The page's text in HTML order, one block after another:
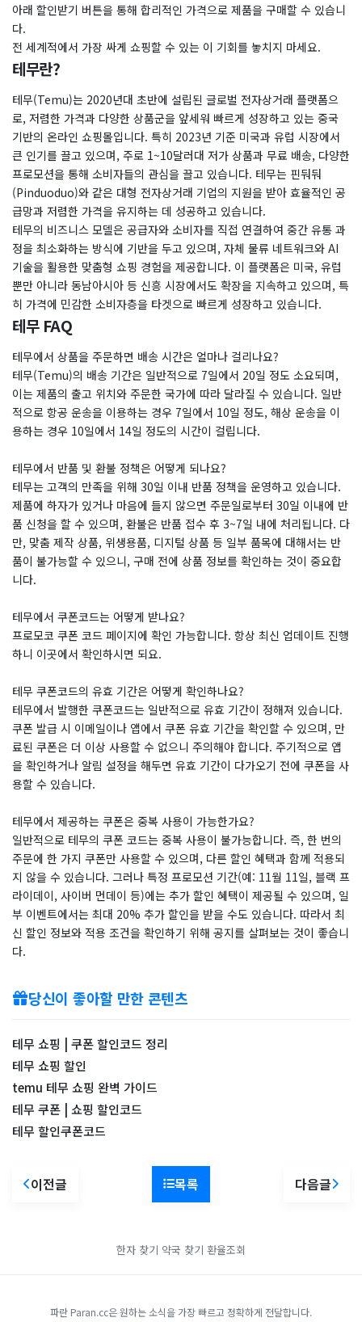
아래 할인받기 버튼을 통해 합리적인 가격으로 제품을 구매할 수 있습니
다.
전 세계적에서 가장 싸게 쇼핑할 수 있는 이 기회를 놓치지 마세요.
테무란?
테무(Temu)는 2020년대 초반에 설립된 글로벌 전자상거래 플랫폼으
로, 저렴한 가격과 다양한 상품군을 앞세워 빠르게 성장하고 있는 중국
기반의 온라인 쇼핑몰입니다. 특히 2023년 기준 미국과 유럽 시장에서
큰 인기를 끌고 있으며, 주로 1~10달러대 저가 상품과 무료 배송, 다양한
프로모션을 통해 소비자들의 관심을 끌고 있습니다. 테무는 핀둬둬
(Pinduoduo)와 같은 대형 전자상거래 기업의 지원을 받아 효율적인 공
급망과 저렴한 가격을 유지하는 데 성공하고 있습니다.
테무의 비즈니스 모델은 공급자와 소비자를 직접 연결하여 중간 유통 과
정을 최소화하는 방식에 기반을 두고 있으며, 자체 물류 네트워크와 AI
기술을 활용한 맞춤형 쇼핑 경험을 제공합니다. 이 플랫폼은 미국, 유럽
뿐만 아니라 동남아시아 등 신흥 시장에서도 확장을 지속하고 있으며, 특
히 가격에 민감한 소비자층을 타겟으로 빠르게 성장하고 있습니다.
테무 FAQ
테무에서 상품을 주문하면 배송 시간은 얼마나 걸리나요?
테무(Temu)의 배송 기간은 일반적으로 7일에서 20일 정도 소요되며,
이는 제품의 출고 위치와 주문한 국가에 따라 달라질 수 있습니다. 일반
적으로 항공 운송을 이용하는 경우 7일에서 10일 정도, 해상 운송을 이
용하는 경우 10일에서 14일 정도의 시간이 걸립니다.
테무에서 반품 및 환불 정책은 어떻게 되나요?
테무는 고객의 만족을 위해 30일 이내 반품 정책을 운영하고 있습니다.
제품에 하자가 있거나 마음에 들지 않으면 주문일로부터 30일 이내에 반
품 신청을 할 수 있으며, 환불은 반품 접수 후 3~7일 내에 처리됩니다. 다
만, 맞춤 제작 상품, 위생용품, 디지털 상품 등 일부 품목에 대해서는 반
품이 불가능할 수 있으니, 구매 전에 상품 정보를 확인하는 것이 중요합
니다.
테무에서 쿠폰코드는 어떻게 받나요?
프로모코 쿠폰 코드 페이지에 확인 가능합니다. 항상 최신 업데이트 진행
하니 이곳에서 확인하시면 되요.
테무 쿠폰코드의 유효 기간은 어떻게 확인하나요?
테무에서 발행한 쿠폰코드는 일반적으로 유효 기간이 정해져 있습니다.
쿠폰 발급 시 이메일이나 앱에서 쿠폰 유효 기간을 확인할 수 있으며, 만
료된 쿠폰은 더 이상 사용할 수 없으니 주의해야 합니다. 주기적으로 앱
을 확인하거나 알림 설정을 해두면 유효 기간이 다가오기 전에 쿠폰을 사
용할 수 있습니다.
테무에서 제공하는 쿠폰은 중복 사용이 가능한가요?
일반적으로 테무의 쿠폰 코드는 중복 사용이 불가능합니다. 즉, 한 번의
주문에 한 가지 쿠폰만 사용할 수 있으며, 다른 할인 혜택과 함께 적용되
지 않을 수 있습니다. 그러나 특정 프로모션 기간(예: 11월 11일, 블랙 프
라이데이, 사이버 먼데이 등)에는 추가 할인 혜택이 제공될 수 있으며, 일
부 이벤트에서는 최대 20% 추가 할인을 받을 수도 있습니다. 따라서 최
신 할인 정보와 적용 조건을 확인하기 위해 공지를 살펴보는 것이 좋습니
다.
당신이 좋아할 만한 콘텐츠
테무 쇼핑 | 쿠폰 할인코드 정리
테무 쇼핑 할인
temu 테무 쇼핑 완벽 가이드
테무 쿠폰 | 쇼핑 할인코드
테무 할인쿠폰코드
이전글 목록 다음글
한자 찾기 약국 찾기 환율조회
파란 Paran.cc은 원하는 소식을 가장 빠르고 정확하게 전달합니다.